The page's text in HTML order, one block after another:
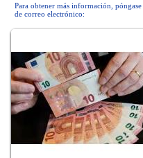
Para obtener más información,
de correo electrónico: